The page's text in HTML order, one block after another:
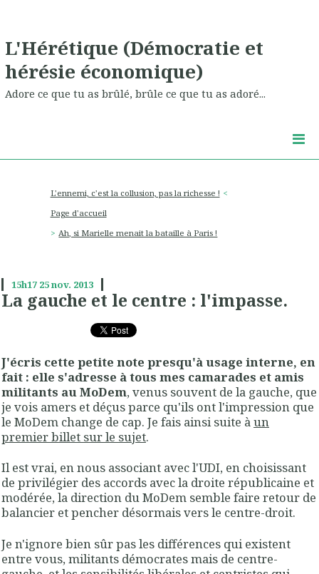
L'Hérétique (Démocratie et
hérésie économique)
Adore ce que tu as brûlé, brûle ce que tu as adoré...
L'ennemi, c'est la collusion, pas la richesse !
Page d'accueil
Ah, si Marielle menait la bataille à Paris !
15h17 25nov. 2013
La gauche et le centre : l'impasse.
J'écris cette petite note presqu'à usage interne, en
fait : elle s'adresse à tous mes camarades et amis
militants au MoDem, venus souvent de la gauche, que
je vois amers et déçus parce qu'ils ont l'impression que
le MoDem change de cap. Je fais ainsi suite àun
premier billet sur le sujet.
Il est vrai, en nous associant avec l'UDI, en choisissant
de privilégier des accords avec la droite républicaine et
modérée, la direction du MoDem semble faire retour de
balancier et pencher désormais vers le centre-droit.
Je n'ignore bien sûr pas les différences qui existent
entre vous, militants démocrates mais de centre-